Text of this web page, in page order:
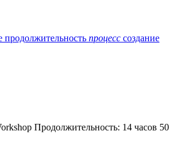
продолжительность процесс создание
Продолжительность: 14 часов 50